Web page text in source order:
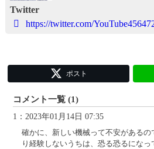
Twitter
https://twitter.com/
ポスト
コメント一覧 (1)
1：2023年01月14日 07:35
確かに、新しい機械って不安がある
り経験しないうちは、恐る恐るにな